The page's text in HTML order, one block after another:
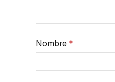
Nombre *